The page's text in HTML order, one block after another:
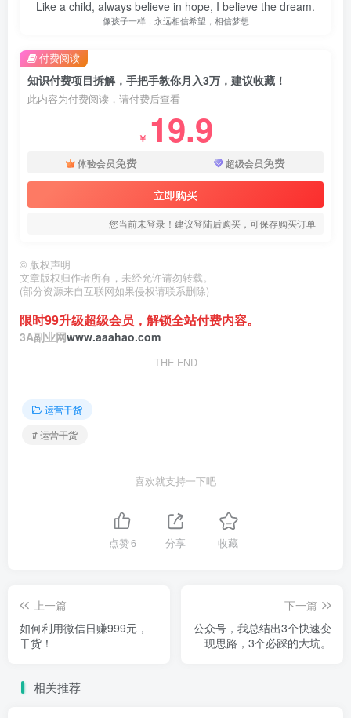
Like a child, always believe in hope, I believe the dream.
像孩子一样，永远相信希望，相信梦想
知识付费项目拆解，手把手教你月入3万，建议收藏！
此内容为付费阅读，请付费后查看
￥ 19.9
体验会员免费 超级会员免费
立即购买
您当前未登录！建议登陆后购买，可保存购买订单
付费阅读
© 版权声明
文章版权归作者所有，未经允许请勿转载。
(部分资源来自互联网如果侵权请联系删除)
限时99升级超级会员，解锁全站付费内容。
3A副业网www.aaahao.com
THE END
运营干货
# 运营干货
喜欢就支持一下吧
点赞6 分享 收藏
上一篇
如何利用微信日赚999元，
干货！
下一篇
公众号，我总结出3个快速变
现思路，3个必踩的大坑。
相关推荐